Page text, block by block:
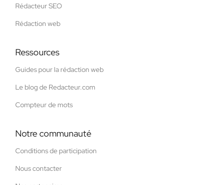
Rédacteur SEO
Rédaction web
Ressources
Guides pour la rédaction web
Le blog de Redacteur.com
Compteur de mots
Notre communauté
Conditions de participation
Nous contacter